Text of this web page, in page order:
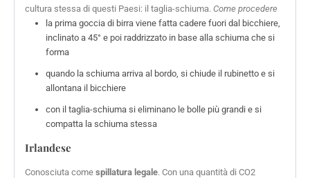
cultura stessa di questi Paesi: il taglia-schiuma. Come procedere
la prima goccia di birra viene fatta cadere fuori dal bicchiere,
inclinato a 45° e poi raddrizzato in base alla schiuma che si
forma
quando la schiuma arriva al bordo, si chiude il rubinetto e si
allontana il bicchiere
con il taglia-schiuma si eliminano le bolle più grandi e si
compatta la schiuma stessa
Irlandese
Conosciuta come spillatura legale. Con una quantità di CO2